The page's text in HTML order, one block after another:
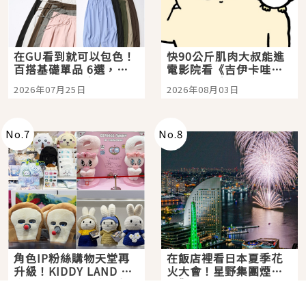
在GU看到就可以包色！
百搭基礎單品 6選，閉
眼全收也不心疼
2026年07月25日
快90公斤肌肉大叔能進
電影院看《吉伊卡哇》
嗎？日本重金屬樂團
「打首」會長與nagano
2026年08月03日
No.7
角色IP粉絲購物天堂再
升級！KIDDY LAND 原
宿店吉伊卡哇迎客，新
No.8
在飯店裡看日本夏季花
火大會！星野集團煙火
景觀飯店6選，讓你不用